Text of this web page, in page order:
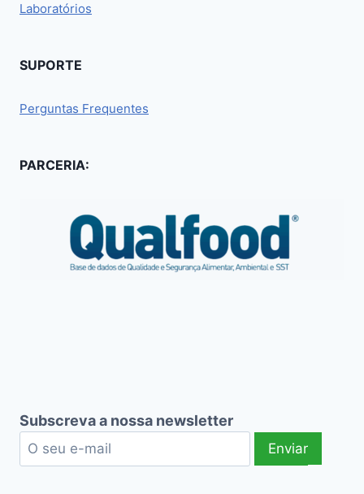
Laboratórios
SUPORTE
Perguntas Frequentes
PARCERIA:
Subscreva a nossa newsletter